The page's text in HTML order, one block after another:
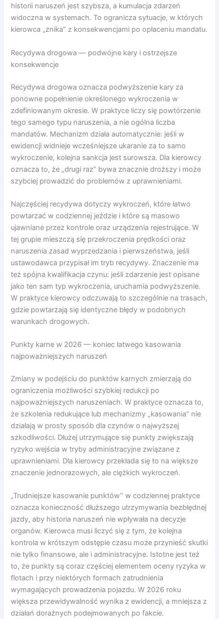
historii naruszeń jest szybsza, a kumulacja zdarzeń
widoczna w systemach. To ogranicza sytuacje, w których
kierowca „znika” z konsekwencjami po opłaceniu mandatu.
Recydywa drogowa — podwójne kary i ostrzejsze
konsekwencje
Recydywa drogowa oznacza podwyższenie kary za
ponowne popełnienie określonego wykroczenia w
zdefiniowanym okresie. W praktyce liczy się powtórzenie
tego samego typu naruszenia, a nie ogólna liczba
mandatów. Mechanizm działa automatycznie: jeśli w
ewidencji widnieje wcześniejsze ukaranie za to samo
wykroczenie, kolejna sankcja jest surowsza. Dla kierowcy
oznacza to, że „drugi raz” bywa znacznie droższy i może
szybciej prowadzić do problemów z uprawnieniami.
Najczęściej recydywa dotyczy wykroczeń, które łatwo
powtarzać w codziennej jeździe i które są masowo
ujawniane przez kontrole oraz urządzenia rejestrujące. W
tej grupie mieszczą się przekroczenia prędkości oraz
naruszenia zasad wyprzedzania i pierwszeństwa, jeśli
ustawodawca przypisał im tryb recydywy. Znaczenie ma
też spójna kwalifikacja czynu: jeśli zdarzenie jest opisane
jako ten sam typ wykroczenia, uruchamia podwyższenie.
W praktyce kierowcy odczuwają to szczególnie na trasach,
gdzie powtarzają się identyczne błędy w podobnych
warunkach drogowych.
Punkty karne w 2026 — koniec łatwego kasowania
najpoważniejszych naruszeń
Zmiany w podejściu do punktów karnych zmierzają do
ograniczenia możliwości szybkiej redukcji po
najpoważniejszych naruszeniach. W praktyce oznacza to,
że szkolenia redukujące lub mechanizmy „kasowania” nie
działają w prosty sposób dla czynów o najwyższej
szkodliwości. Dłużej utrzymujące się punkty zwiększają
ryzyko wejścia w tryby administracyjne związane z
uprawnieniami. Dla kierowcy przekłada się to na większe
znaczenie jednorazowych, ale ciężkich wykroczeń.
„Trudniejsze kasowanie punktów” w codziennej praktyce
oznacza konieczność dłuższego utrzymywania bezbłędnej
jazdy, aby historia naruszeń nie wpływała na decyzje
organów. Kierowca musi liczyć się z tym, że kolejna
kontrola w krótszym odstępie czasu może przynieść skutki
nie tylko finansowe, ale i administracyjne. Istotne jest też
to, że punkty są coraz częściej elementem oceny ryzyka w
flotach i przy niektórych formach zatrudnienia
wymagających prowadzenia pojazdu. W 2026 roku
większa przewidywalność wynika z ewidencji, a mniejsza z
działań doraźnych podejmowanych po fakcie.